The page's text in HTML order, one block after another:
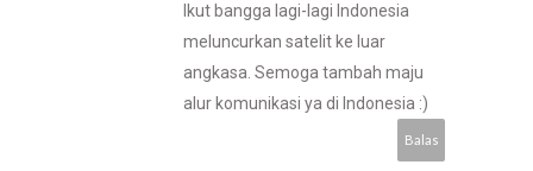
Ikut bangga lagi-lagi Indonesia
meluncurkan satelit ke luar
angkasa. Semoga tambah maju
alur komunikasi ya di Indonesia :)
Balas